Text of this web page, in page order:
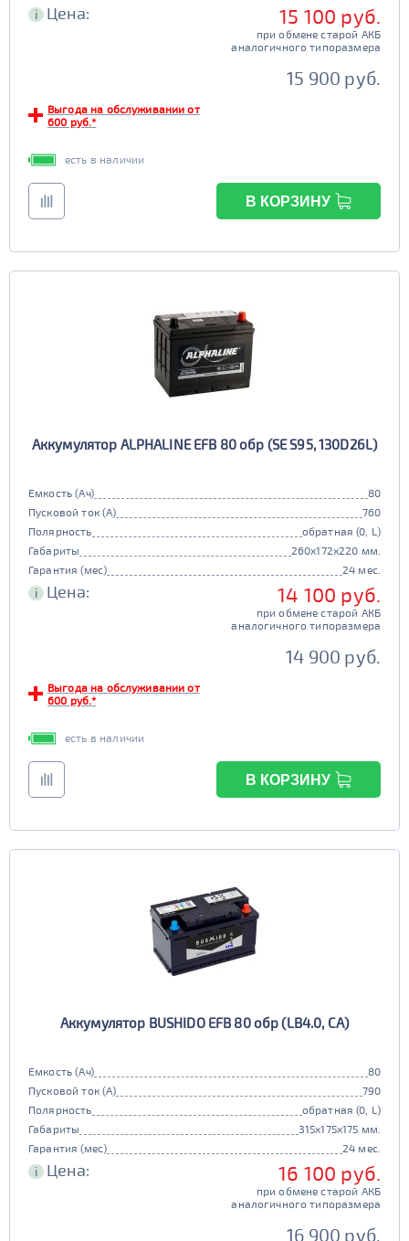
i Цена: 15 100 руб.
при обмене старой АКБ
аналогичного типоразмера
15 900 руб.
Выгода на обслуживании от
600 руб.*
есть в наличии
В КОРЗИНУ
Аккумулятор ALPHALINE EFB 80 обр (SE S95, 130D26L)
Емкость (Ач)
80
Пусковой ток (А)
760
Полярность
обратная (0, L)
Габариты
260x172x220 мм.
Гарантия (мес)
24 мес.
i Цена: 14 100 руб.
при обмене старой АКБ
аналогичного типоразмера
14 900 руб.
Выгода на обслуживании от
600 руб.*
есть в наличии
В КОРЗИНУ
Аккумулятор BUSHIDO EFB 80 обр (LB4.0, CA)
Емкость (Ач)
80
Пусковой ток (А)
790
Полярность
обратная (0, L)
Габариты
315x175x175 мм.
Гарантия (мес)
24 мес.
i Цена: 16 100 руб.
при обмене старой АКБ
аналогичного типоразмера
16 900 руб.